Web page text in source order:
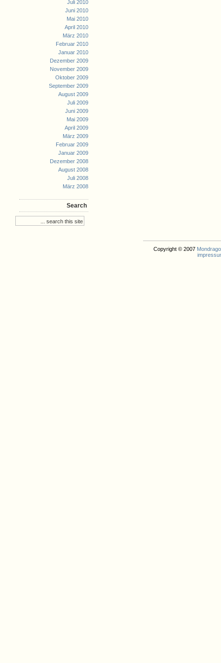
Juli 2010
Juni 2010
Mai 2010
April 2010
März 2010
Februar 2010
Januar 2010
Dezember 2009
November 2009
Oktober 2009
September 2009
August 2009
Juli 2009
Juni 2009
Mai 2009
April 2009
März 2009
Februar 2009
Januar 2009
Dezember 2008
August 2008
Juli 2008
März 2008
Search
Copyright © 2007